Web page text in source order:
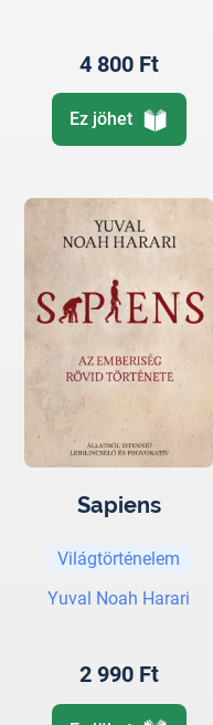
4 800 Ft
Ez jöhet
Sapiens
Világtörténelem
Yuval Noah Harari
2 990 Ft